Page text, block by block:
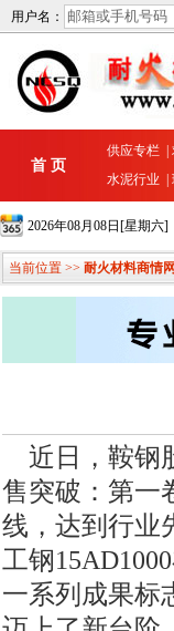
用户名：
首 页
供应专栏
水泥行业
2026年08月08日[星期六]
当前位置 >> 耐火材料商情网
近日，鞍钢
售突破：第一
线，达到行业
工钢
一系列成果标